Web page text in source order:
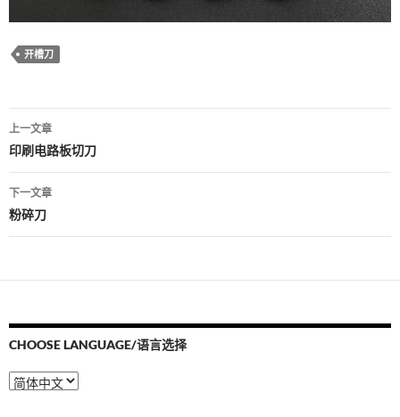
开槽刀
文
章
导
航
上一文章
印刷电路板切刀
下一文章
粉碎刀
CHOOSE LANGUAGE/语言选择
Choose
Language/